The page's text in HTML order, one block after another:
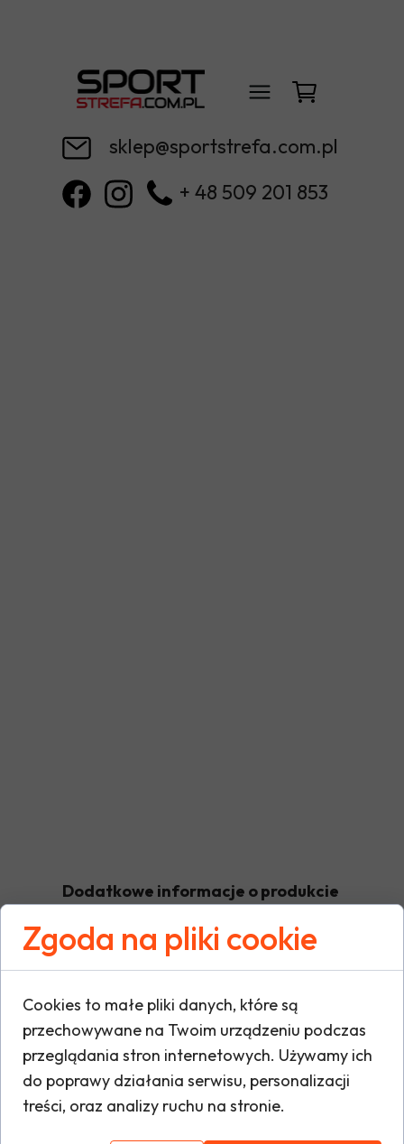
sklep@sportstrefa.com.pl
+ 48 509 201 853
Dodatkowe informacje o produkcie
W tej sekcji warto umieścić istotne
warunki gwarancji, zalecenia dotyczące
oraz ewentualne certyfikaty lub nagrody.
i buduje zaufanie do marki.
Zgoda na pliki cookie
Cookies to małe pliki danych, które są
przechowywane na Twoim urządzeniu podczas
przeglądania stron internetowych. Używamy ich
do poprawy działania serwisu, personalizacji
treści, oraz analizy ruchu na stronie.